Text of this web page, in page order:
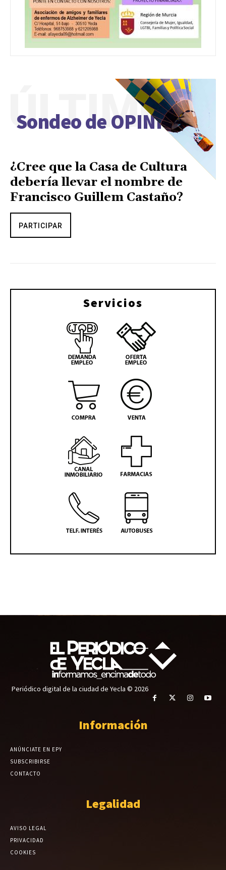
Sondeo de OPINIÓN
ÚLTIMO
¿Cree que la Casa de Cultura
debería llevar el nombre de
Francisco Guillem Castaño?
PARTICIPAR
Servicios
Periódico digital de la ciudad de Yecla © 2026
Información
ANÚNCIATE EN EPY
SUBSCRIBIRSE
CONTACTO
Legalidad
AVISO LEGAL
PRIVACIDAD
COOKIES